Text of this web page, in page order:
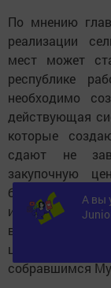
По мнению
реализации
мест может
республике
необходимо
действующая
которые
сдают не
закупочную
близлежащих
и сам видел
выстроилась
цельного
собравшимся
А вы